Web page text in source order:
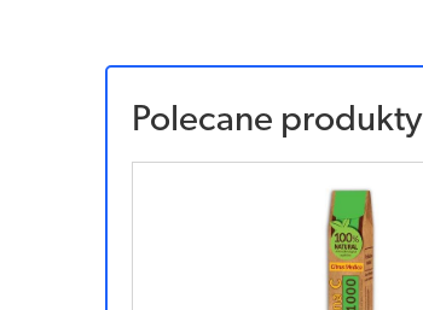
Polecane produkty